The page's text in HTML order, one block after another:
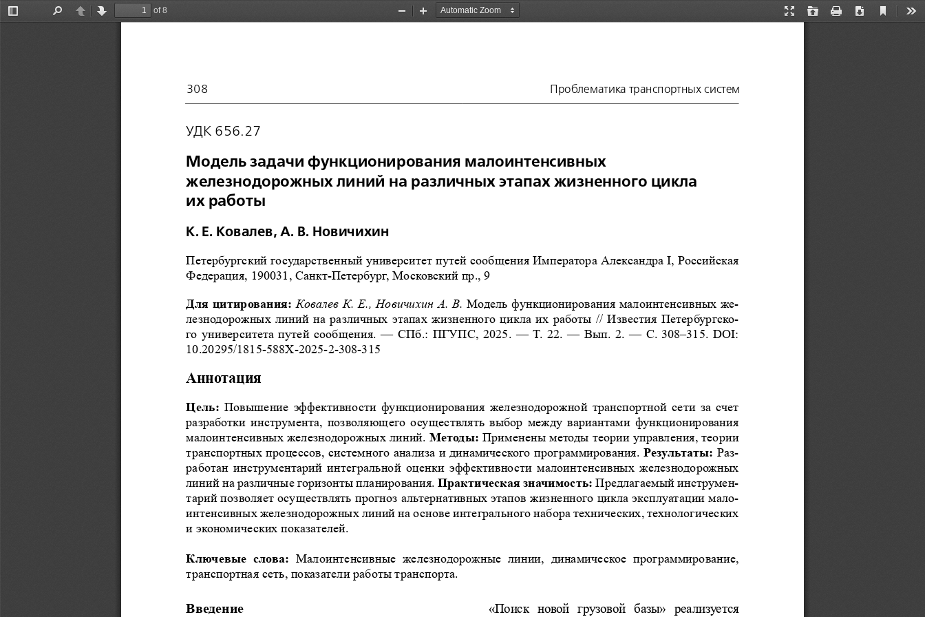
Toggle
PreviousNext
of 8
Presentation
Open Print Download
Current
Zoom
Zoom
308 Проблематика транспортных систем
Введение «Поиск  новой  грузовой  базы»  реализуется
УДК 656.27
Модель задачи функционирования малоинтенсивных
железнодорожных линий на различных этапах жизненного цикла
их работы
К. Е. Ковалев, А. В. Новичихин
Петербургский государственный университет путей сообщения Императора Александра I, Российская
Федерация, 190031, Санкт-Петербург, Московский пр., 9
Для цитирования: Ковалев К. Е., Новичихин А. В. Модель функционирования малоинтенсивных же-
лезнодорожных линий на различных этапах жизненного цикла их работы // Известия Петербургско-
го университета путей сообщения. — СПб.: ПГУПС, 2025. — Т. 22. — Вып. 2.   — С. 308–315. DOI:
10.20295/1815-588X-2025-2-308-315
Аннотация
Цель: Повышение эффективности функционирования железнодорожной транспортной сети за счет
разработки инструмента, позволяющего осуществлять выбор между вариантами функционирования
малоинтенсивных железнодорожных линий. Методы: Применены методы теории управления, теории
транспортных процессов, системного анализа и динамического программирования. Результаты: Раз-
работан инструментарий интегральной оценки эффективности малоинтенсивных железнодорожных
линий на различные горизонты планирования. Практическая значимость: Предлагаемый инструмен-
тарий позволяет осуществлять прогноз альтернативных этапов жизненного цикла эксплуатации мало-
интенсивных железнодорожных линий на основе интегрального набора технических, технологических
и экономических показателей.
Ключевые  слова: Малоинтенсивные  железнодорожные  линии,  динамическое  программирование,
транспортная сеть, показатели работы транспорта.